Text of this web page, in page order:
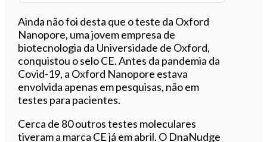
Ainda não foi desta que o teste da Oxford
Nanopore, uma jovem empresa de
biotecnologia da Universidade de Oxford,
conquistou o selo CE. Antes da pandemia da
Covid-19, a Oxford Nanopore estava
envolvida apenas em pesquisas, não em
testes para pacientes.
Cerca de 80 outros testes moleculares
tiveram a marca CE já em abril. O DnaNudge